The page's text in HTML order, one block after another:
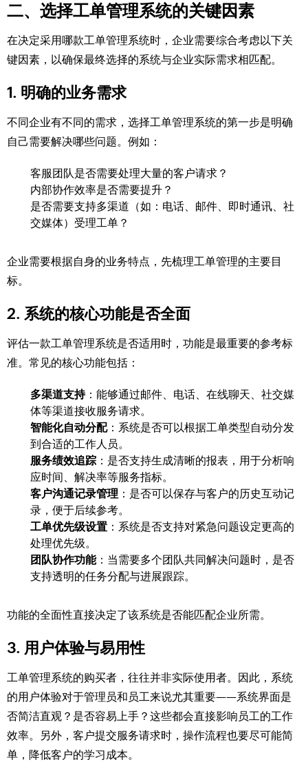
二、选择工单管理系统的关键因素
在决定采用哪款工单管理系统时，企业需要综合考虑以下关
键因素，以确保最终选择的系统与企业实际需求相匹配。
1. 明确的业务需求
不同企业有不同的需求，选择工单管理系统的第一步是明确
自己需要解决哪些问题。例如：
客服团队是否需要处理大量的客户请求？
内部协作效率是否需要提升？
是否需要支持多渠道（如：电话、邮件、即时通讯、社
交媒体）受理工单？
企业需要根据自身的业务特点，先梳理工单管理的主要目
标。
2. 系统的核心功能是否全面
评估一款工单管理系统是否适用时，功能是最重要的参考标
准。常见的核心功能包括：
多渠道支持：能够通过邮件、电话、在线聊天、社交媒
体等渠道接收服务请求。
智能化自动分配：系统是否可以根据工单类型自动分发
到合适的工作人员。
服务绩效追踪 ：是否支持生成清晰的报表，用于分析响
应时间、解决率等服务指标。
客户沟通记录管理 ：是否可以保存与客户的历史互动记
录，便于后续参考。
工单优先级设置 ：系统是否支持对紧急问题设定更高的
处理优先级。
团队协作功能：当需要多个团队共同解决问题时，是否
支持透明的任务分配与进展跟踪。
功能的全面性直接决定了该系统是否能匹配企业所需。
3. 用户体验与易用性
工单管理系统的购买者，往往并非实际使用者。因此，系统
的用户体验对于管理员和员工来说尤其重要——系统界面是
否简洁直观？是否容易上手？这些都会直接影响员工的工作
效率。另外，客户提交服务请求时，操作流程也要尽可能简
单，降低客户的学习成本。